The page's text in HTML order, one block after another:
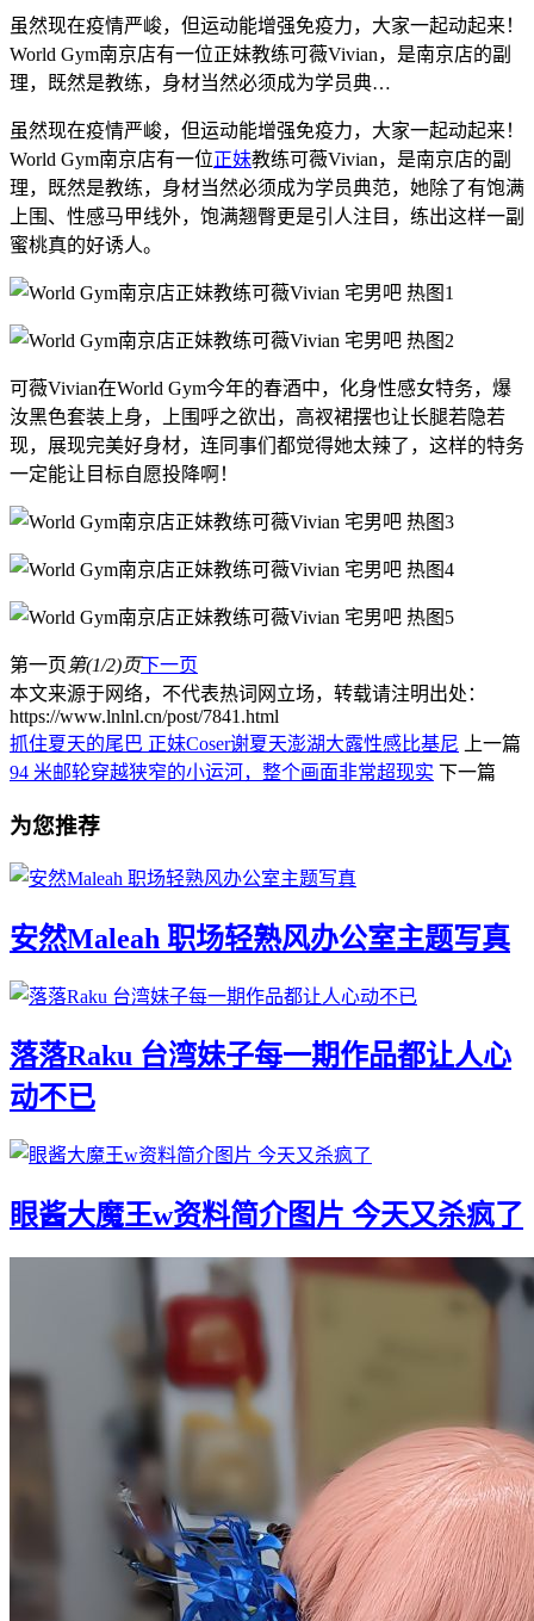
虽然现在疫情严峻，但运动能增强免疫力，大家一起动起来！
World Gym南京店有一位正妹教练可薇Vivian，是南京店的副
理，既然是教练，身材当然必须成为学员典…
虽然现在疫情严峻，但运动能增强免疫力，大家一起动起来！
World Gym南京店有一位正妹教练可薇Vivian，是南京店的副
理，既然是教练，身材当然必须成为学员典范，她除了有饱满
上围、性感马甲线外，饱满翘臀更是引人注目，练出这样一副
蜜桃真的好诱人。
可薇Vivian在World Gym今年的春酒中，化身性感女特务，爆
汝黑色套装上身，上围呼之欲出，高衩裙摆也让长腿若隐若
现，展现完美好身材，连同事们都觉得她太辣了，这样的特务
一定能让目标自愿投降啊！
第一页 第(1/2)页下一页
本文来源于网络，不代表热词网立场，转载请注明出处：
https://www.lnlnl.cn/post/7841.html
抓住夏天的尾巴 正妹Coser谢夏天澎湖大露性感比基尼
上一篇
94 米邮轮穿越狭窄的小运河，整个画面非常超现实 下一篇
为您推荐
安然Maleah 职场轻熟风办公室主题写真
落落Raku 台湾妹子每一期作品都让人心
动不已
眼酱大魔王w资料简介图片 今天又杀疯了